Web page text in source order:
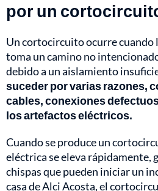
por un
Un cortocircuito ocurre cuando
toma un camino no
debido a un aislamiento
suceder por varias razones,
cables, conexiones
los artefactos eléctricos.
Cuando se produce un
eléctrica se eleva rápidamente,
chispas que pueden iniciar un
casa de Alci Acosta, el